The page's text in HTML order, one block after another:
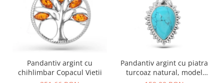
Pandantiv argint cu
chihlimbar Copacul Vietii
Pandantiv argint cu piatra
turcoaz natural, model